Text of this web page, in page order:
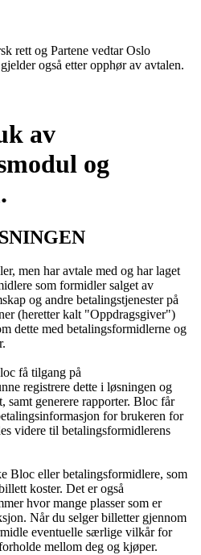
rett og Partene vedtar Oslo
også etter opphør av avtalen.
av
og
men har avtale med og har laget
som formidler salget av
og andre betalingstjenester på
(heretter kalt "Oppdragsgiver")
dette med betalingsformidlerne og
få tilgang på
registrere dette i løsningen og
samt generere rapporter. Bloc får
for brukeren for
videre til betalingsformidlerens
Bloc eller betalingsformidlere, som
koster. Det er også
hvor mange plasser som er
Når du selger billetter gjennom
eventuelle særlige vilkår for
mellom deg og kjøper.